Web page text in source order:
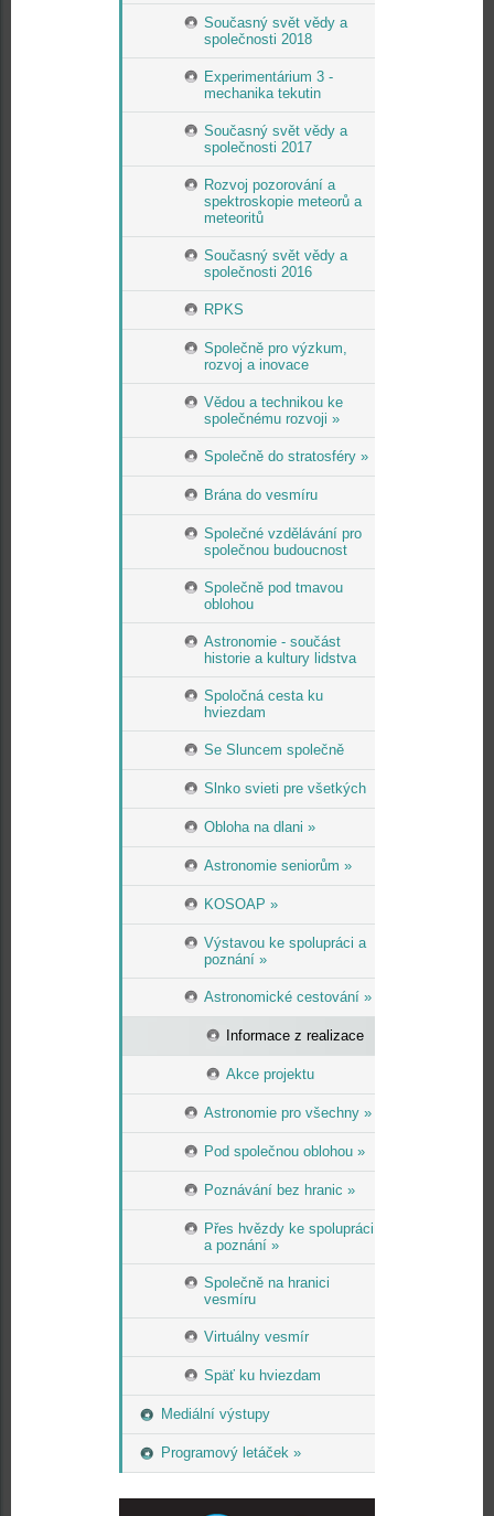
Současný svět vědy a
společnosti 2018
Experimentárium 3 -
mechanika tekutin
Současný svět vědy a
společnosti 2017
Rozvoj pozorování a
spektroskopie meteorů a
meteoritů
Současný svět vědy a
společnosti 2016
RPKS
Společně pro výzkum,
rozvoj a inovace
Vědou a technikou ke
společnému rozvoji »
Společně do stratosféry »
Brána do vesmíru
Společné vzdělávání pro
společnou budoucnost
Společně pod tmavou
oblohou
Astronomie - součást
historie a kultury lidstva
Spoločná cesta ku
hviezdam
Se Sluncem společně
Slnko svieti pre všetkých
Obloha na dlani »
Astronomie seniorům »
KOSOAP »
Výstavou ke spolupráci a
poznání »
Astronomické cestování »
Informace z realizace
Akce projektu
Astronomie pro všechny »
Pod společnou oblohou »
Poznávání bez hranic »
Přes hvězdy ke spolupráci
a poznání »
Společně na hranici
vesmíru
Virtuálny vesmír
Späť ku hviezdam
Mediální výstupy
Programový letáček »